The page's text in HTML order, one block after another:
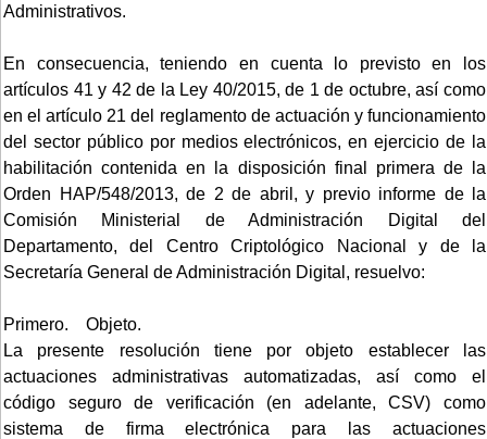
Administrativos.
En consecuencia, teniendo en cuenta lo previsto en los
artículos 41 y 42 de la Ley 40/2015, de 1 de octubre, así como
en el artículo 21 del reglamento de actuación y funcionamiento
del sector público por medios electrónicos, en ejercicio de la
habilitación contenida en la disposición final primera de la
Orden HAP/548/2013, de 2 de abril, y previo informe de la
Comisión Ministerial de Administración Digital del
Departamento, del Centro Criptológico Nacional y de la
Secretaría General de Administración Digital, resuelvo:
Primero. Objeto.
La presente resolución tiene por objeto establecer las
actuaciones administrativas automatizadas, así como el
código seguro de verificación (en adelante, CSV) como
sistema de firma electrónica para las actuaciones